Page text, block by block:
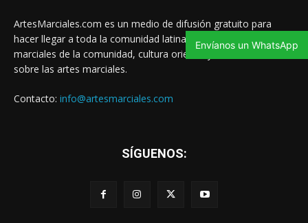
ArtesMarciales.com es un medio de difusión gratuito para
hacer llegar a toda la comunidad latina las noticias de artes
marciales de la comunidad, cultura oriental y contenido valioso
sobre las artes marciales.
Contacto: info@artesmarciales.com
SÍGUENOS:
Envíanos un WhatsApp